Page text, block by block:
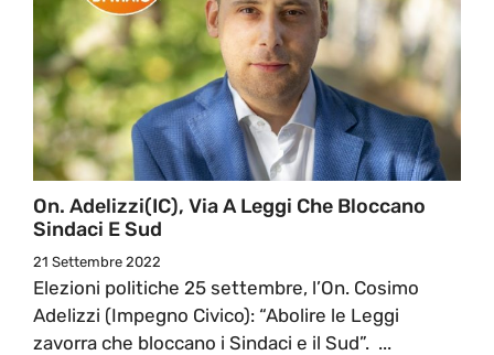
On. Adelizzi(IC), Via A Leggi Che Bloccano
Sindaci E Sud
21 Settembre 2022
Elezioni politiche 25 settembre, l’On. Cosimo
Adelizzi (Impegno Civico): “Abolire le Leggi
zavorra che bloccano i Sindaci e il Sud”. ...